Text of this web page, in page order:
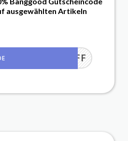
ausgewählten Artikeln
AFF10OFF